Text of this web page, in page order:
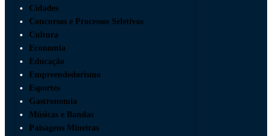
Cidades
Concursos e Processos Seletivos
Cultura
Economia
Educação
Empreendedorismo
Esportes
Gastronomia
Músicas e Bandas
Paisagens Mineiras